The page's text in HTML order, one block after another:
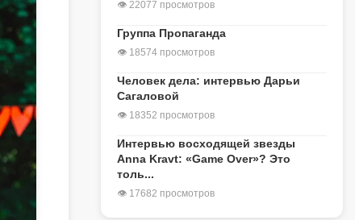
👁 22077 просмотров
Группа Пропаганда
👁 18574 просмотров
Человек дела: интервью Дарьи
Сагаловой
👁 18352 просмотров
Интервью восходящей звезды
Anna Kravt: «Game Over»? Это
толь...
👁 17682 просмотров